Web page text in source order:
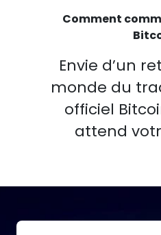
Comment
Envie d’un
monde du
officiel
attend